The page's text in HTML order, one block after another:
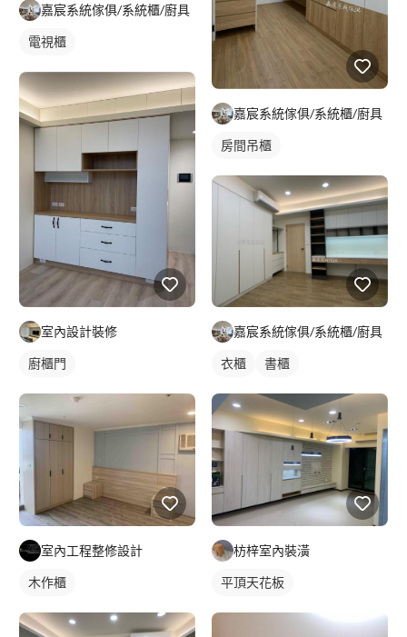
嘉宸系統傢俱/系統櫃/廚具
電視櫃
室內設計裝修
廚櫃門
室內工程整修設計
木作櫃
嘉宸系統傢俱/系統櫃/廚具
房間吊櫃
嘉宸系統傢俱/系統櫃/廚具
衣櫃 書櫃
枋梓室內裝潢
平頂天花板